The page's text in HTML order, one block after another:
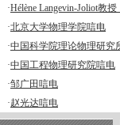
·Hélène Langevin-Joliot教
·北京大学物理学院唁电
·中国科学院理论物理研究
·中国工程物理研究院唁电
·邹广田唁电
·赵光达唁电